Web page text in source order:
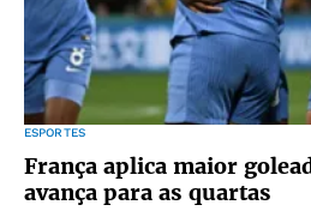
ESPORTES
França aplica maior
avança para as quartas